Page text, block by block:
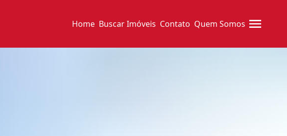
Home Buscar Imóveis Contato Quem Somos